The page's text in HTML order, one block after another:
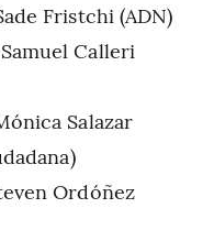
Fristchi (ADN)
Calleri
Salazar
Ordóñez